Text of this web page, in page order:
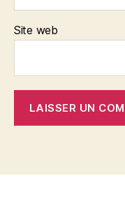
Site web